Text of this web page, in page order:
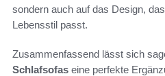
sondern auch auf das Design,
Lebensstil passt.
Zusammenfassend lässt sich
Schlafsofas eine perfekte